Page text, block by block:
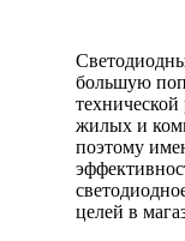
большую
технической
жилых и
поэтому
целей в